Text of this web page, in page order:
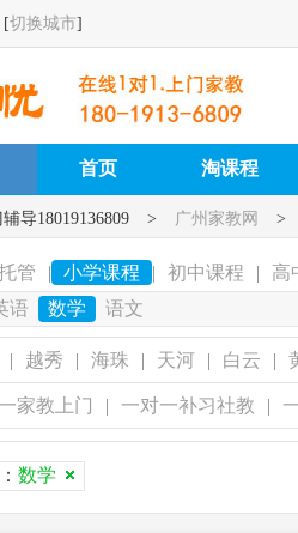
[切换城市]
首页 淘课程
导18019136809 > 广州家教网 >
管 | 小学课程 | 初中课程 |
高
语 数学 语文
| 越秀 | 海珠 | 天河 | 白云 |
家教上门 | 一对一补习社教 |
数学